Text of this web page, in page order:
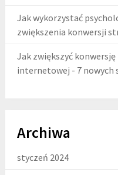
Jak wykorzystać
zwiększenia konwersji
Jak zwiększyć
internetowej - 7
Archiwa
styczeń 2024